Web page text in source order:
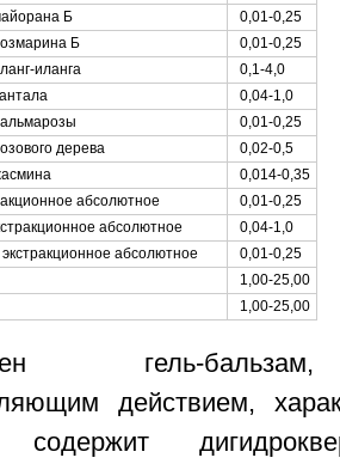
Б
0,01-0,25
Б
0,01-0,25
иланга
0,1-4,0
0,04-1,0
0,01-0,25
дерева
0,02-0,5
0,014-0,35
абсолютное
0,01-0,25
абсолютное
0,04-1,0
абсолютное
0,01-0,25
1,00-25,00
1,00-25,00
гель-
действием,